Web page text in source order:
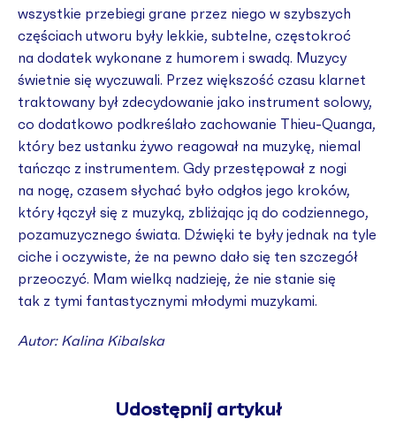
wszystkie przebiegi grane przez niego w szybszych
częściach utworu były lekkie, subtelne, częstokroć
na dodatek wykonane z humorem i swadą. Muzycy
świetnie się wyczuwali. Przez większość czasu klarnet
traktowany był zdecydowanie jako instrument solowy,
co dodatkowo podkreślało zachowanie Thieu-Quanga,
który bez ustanku żywo reagował na muzykę, niemal
tańcząc z instrumentem. Gdy przestępował z nogi
na nogę, czasem słychać było odgłos jego kroków,
który łączył się z muzyką, zbliżając ją do codziennego,
pozamuzycznego świata. Dźwięki te były jednak na tyle
ciche i oczywiste, że na pewno dało się ten szczegół
przeoczyć. Mam wielką nadzieję, że nie stanie się
tak z tymi fantastycznymi młodymi muzykami.
Autor: Kalina Kibalska
Udostępnij artykuł